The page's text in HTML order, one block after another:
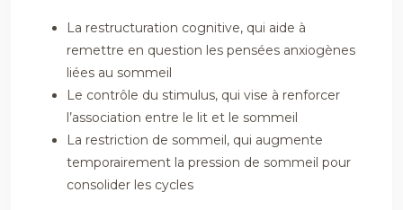
La restructuration cognitive, qui aide à
remettre en question les pensées anxiogènes
liées au sommeil
Le contrôle du stimulus, qui vise à renforcer
l’association entre le lit et le sommeil
La restriction de sommeil, qui augmente
temporairement la pression de sommeil pour
consolider les cycles